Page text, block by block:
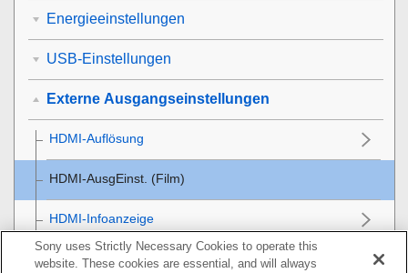
Energieeinstellungen
USB-Einstellungen
Externe Ausgangseinstellungen
HDMI-Auflösung
HDMI-AusgEinst. (Film)
HDMI-Infoanzeige
STRG FÜR HDMI
Sony uses Strictly Necessary Cookies to operate this
website. These cookies are essential, and will always